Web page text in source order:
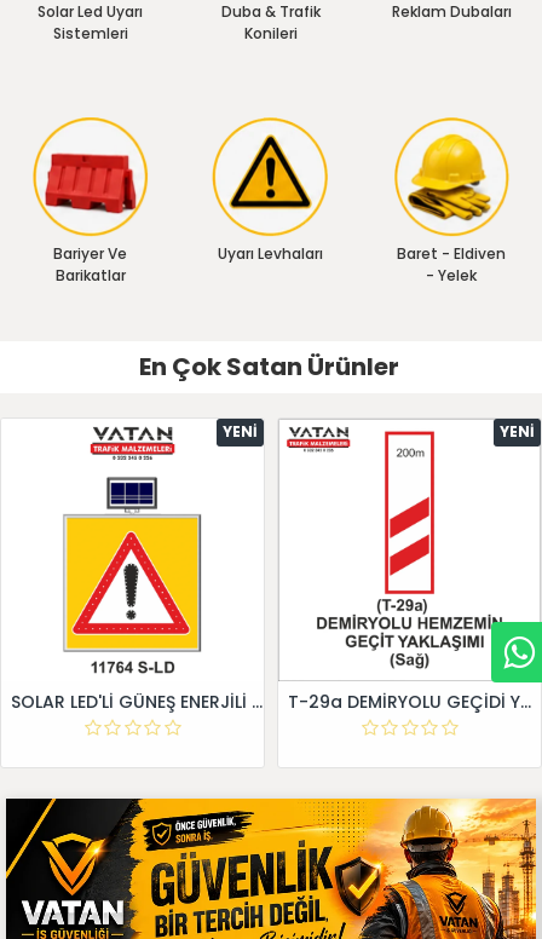
Solar Led Uyarı
Sistemleri
Duba & Trafik
Konileri
Reklam Dubaları
Bariyer Ve
Barikatlar
Uyarı Levhaları
Baret - Eldiven
- Yelek
En Çok Satan Ürünler
YENI
SOLAR LED'Lİ GÜNEŞ ENERJİLİ LEVHA
YENI
T-29a DEMİRYOLU GEÇİDİ YAKLAŞIM LEVHALARI (Sağ)